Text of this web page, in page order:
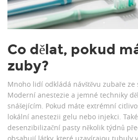
Co dělat, pokud
zuby?
Mnoho lidí odkládá návštěvu zubaře
Moderní anestezie a jemné techniky
snášejícím. Pokud máte extrémní
lokální anestezii gelu nebo injekci.
desenzibilizační pasty několik týdnů